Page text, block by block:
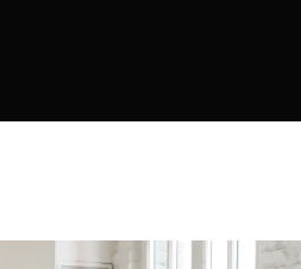
Concientización en Ciberseguridad